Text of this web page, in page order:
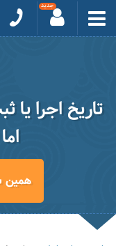
تاریخ اجرا
همین